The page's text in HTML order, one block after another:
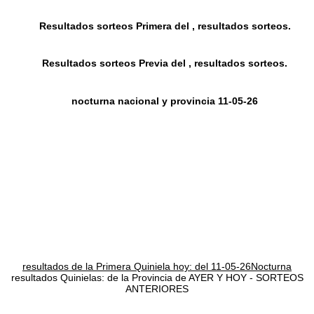
Resultados sorteos Primera del , resultados sorteos.
Resultados sorteos Previa del , resultados sorteos.
nocturna nacional y provincia 11-05-26
resultados de la Primera Quiniela hoy: del 11-05-26Nocturna
resultados Quinielas: de la Provincia de AYER Y HOY - SORTEOS
ANTERIORES